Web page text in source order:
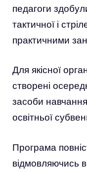
педагоги
тактичної і
практичними
Для якісної
створені
засоби
освітньої
Програма
відмовляючись